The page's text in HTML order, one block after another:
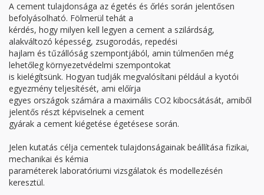
A cement tulajdonsága az égetés és őrlés során jelentősen
befolyásolható. Fölmerül tehát a
kérdés, hogy milyen kell legyen a cement a szilárdság,
alakváltozó képesség, zsugorodás, repedési
hajlam és tűzállóság szempontjából, amin túlmenően még
lehetőleg környezetvédelmi szempontokat
is kielégítsünk. Hogyan tudják megvalósítani például a kyotói
egyezmény teljesítését, ami előírja
egyes országok számára a maximális CO2 kibocsátását, amiből
jelentős részt képviselnek a cement
gyárak a cement kiégetése égetésese során.
Jelen kutatás célja cementek tulajdonságainak beállítása fizikai,
mechanikai és kémia
paraméterek laboratóriumi vizsgálatok és modellezésén
keresztül.